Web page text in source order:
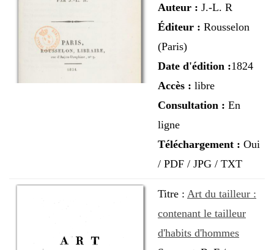
Auteur : J.-L. R
Éditeur : Rousselon
(Paris)
Date d'édition :1824
Accès : libre
Consultation : En
ligne
Téléchargement : Oui
/ PDF / JPG / TXT
Titre : Art du tailleur :
contenant le tailleur
d'habits d'hommes